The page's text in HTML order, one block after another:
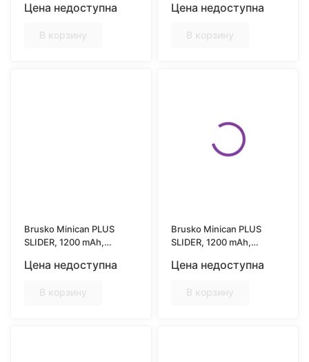
Цена недоступна
В корзину
Цена недоступна
В корзину
Brusko Minican PLUS
SLIDER, 1200 mAh,
Цена недоступна
В корзину
Brusko Minican PLUS
SLIDER, 1200 mAh,
Цена недоступна
В корзину